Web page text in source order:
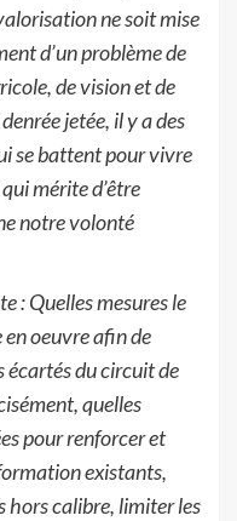
ne soit mise
d’un problème de
de vision et de
jetée, il y a des
se battent pour vivre
mérite d’être
notre volonté
: Quelles mesures le
oeuvre afin de
écartés du circuit de
quelles
pour renforcer et
existants,
hors calibre, limiter les